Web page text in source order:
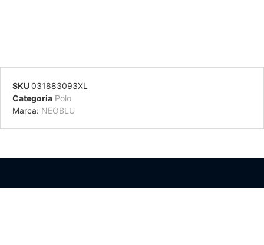
SKU031883093XL
Categoria Polo
Marca: NEOBLU